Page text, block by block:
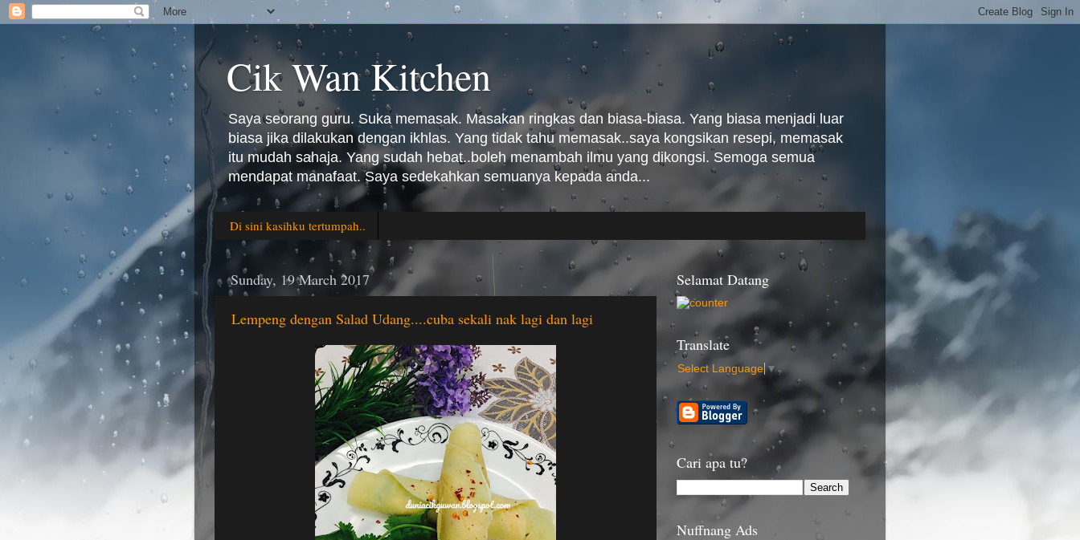
Cik Wan Kitchen
Saya seorang guru. Suka memasak. Masakan ringkas dan biasa-biasa. Yang biasa menjadi luar
biasa jika dilakukan dengan ikhlas. Yang tidak tahu memasak..saya kongsikan resepi, memasak
itu mudah sahaja. Yang sudah hebat..boleh menambah ilmu yang dikongsi. Semoga semua
mendapat manafaat. Saya sedekahkan semuanya kepada anda...
Di sini kasihku tertumpah..
Sunday, 19 March 2017
Lempeng dengan Salad Udang....cuba sekali nak lagi dan lagi
Selamat Datang
Translate
Select Language ▼
Cari apa tu?
Nuffnang Ads